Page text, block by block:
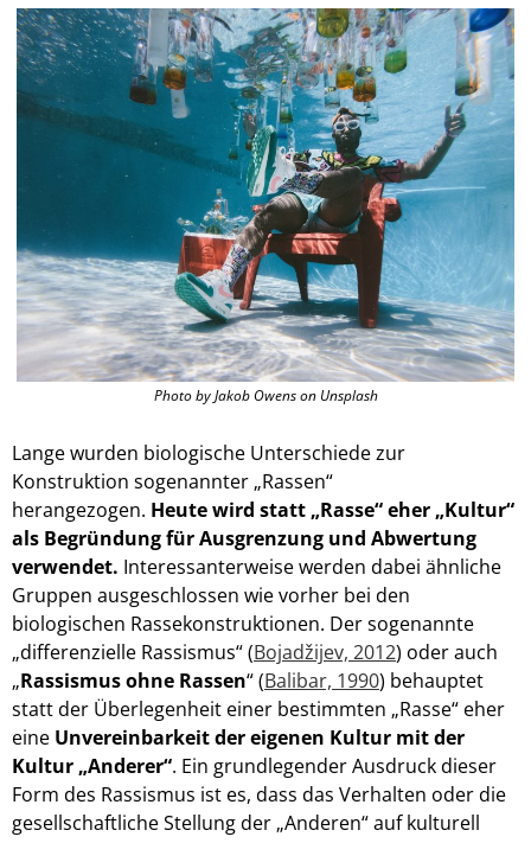
Photo by Jakob Owens on Unsplash
Lange wurden biologische Unterschiedezur
Konstruktion sogenannter „Rassen“
herangezogen. Heute wird statt „Rasse“ eher„Kultur“
als Begründung für Ausgrenzung und Abwertung
verwendet. Interessanterweise werden dabei ähnliche
Gruppen ausgeschlossen wie vorher bei den
biologischen Rassekonstruktionen. Der sogenannte
„differenzielle Rassismus“ (Bojadžijev, 2012) oder auch
„Rassismus ohne Rassen“ (Balibar, 1990) behauptet
statt der Überlegenheit einer bestimmten „Rasse“ eher
eine Unvereinbarkeit der eigenen Kultur mit der
Kultur „Anderer“. Ein grundlegender Ausdruck dieser
Form des Rassismus ist es, dass das Verhalten oder die
gesellschaftliche Stellung der „Anderen“ auf kulturell